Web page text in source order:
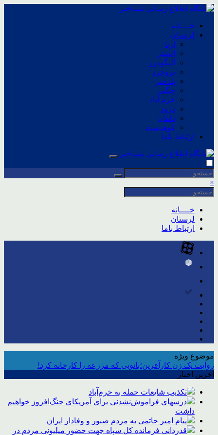
خــــانه
لرستان
ازنا
الشتر
الیگودرز
بروجرد
پلدختر
چگنی
خرم آباد
درود
دلفان
کوهدشت
ارتباط باما
×
خــــانه
لرستان
ارتباط باما
موضوع ویژه
روایت یک زن کارآفرین؛بانویی که مزرعه را کارخانه کرد!
آخرین اخبار
تکذیب شایعات حمله به خرم‌آباد
درسهای فراموش‌نشدنی برای آمریکای جنگ‌افروز خواهیم
داشت
پیام امیر حاتمی به مردم صبور و وفادار ایران
قدردانی فرمانده کل سپاه جهت حضور میلیونی مردم در